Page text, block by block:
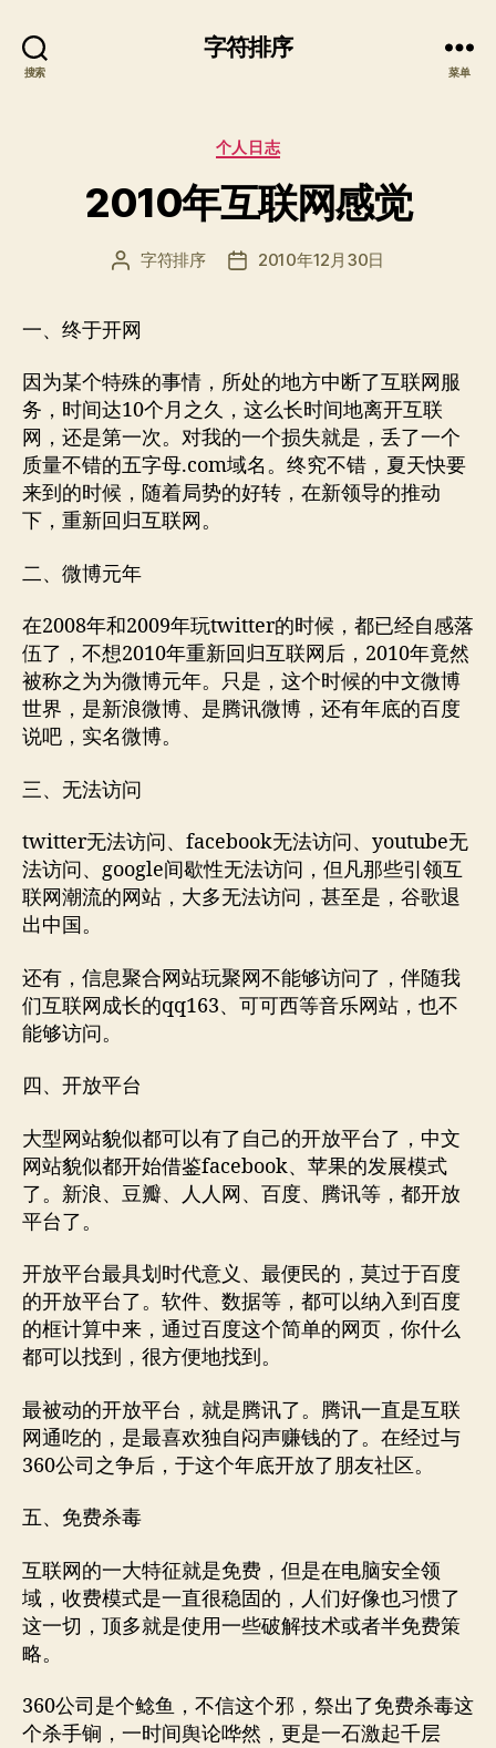
搜索
字符排序
菜单
分
个人日志
2010年互联网感觉
文
者
字符排序
发 2010年12月30日
一、终于开网
因为某个特殊的事情，所处的地方中断了互联网服
务，时间达10个月之久，这么长时间地离开互联
网，还是第一次。对我的一个损失就是，丢了一个
质量不错的五字母.com域名。终究不错，夏天快要
来到的时候，随着局势的好转，在新领导的推动
下，重新回归互联网。
二、微博元年
在2008年和2009年玩twitter的时候，都已经自感落
伍了，不想2010年重新回归互联网后，2010年竟然
被称之为为微博元年。只是，这个时候的中文微博
世界，是新浪微博、是腾讯微博，还有年底的百度
说吧，实名微博。
三、无法访问
twitter无法访问、facebook无法访问、youtube无
法访问、google间歇性无法访问，但凡那些引领互
联网潮流的网站，大多无法访问，甚至是，谷歌退
出中国。
还有，信息聚合网站玩聚网不能够访问了，伴随我
们互联网成长的qq163、可可西等音乐网站，也不
能够访问。
四、开放平台
大型网站貌似都可以有了自己的开放平台了，中文
网站貌似都开始借鉴facebook、苹果的发展模式
了。新浪、豆瓣、人人网、百度、腾讯等，都开放
平台了。
开放平台最具划时代意义、最便民的，莫过于百度
的开放平台了。软件、数据等，都可以纳入到百度
的框计算中来，通过百度这个简单的网页，你什么
都可以找到，很方便地找到。
最被动的开放平台，就是腾讯了。腾讯一直是互联
网通吃的，是最喜欢独自闷声赚钱的了。在经过与
360公司之争后，于这个年底开放了朋友社区。
五、免费杀毒
互联网的一大特征就是免费，但是在电脑安全领
域，收费模式是一直很稳固的，人们好像也习惯了
这一切，顶多就是使用一些破解技术或者半免费策
略。
360公司是个鲶鱼，不信这个邪，祭出了免费杀毒这
个杀手锏，一时间舆论哗然，更是一石激起千层